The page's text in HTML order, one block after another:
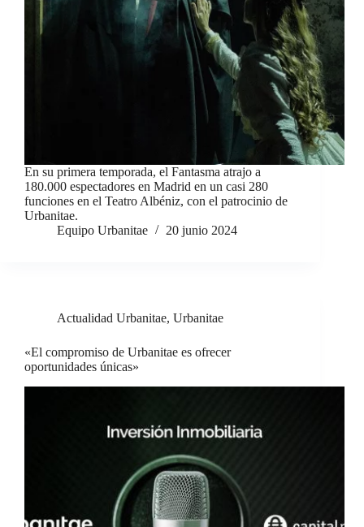
En su primera temporada, el Fantasma atrajo a
180.000 espectadores en Madrid en un casi 280
funciones en el Teatro Albéniz, con el patrocinio de
Urbanitae.
Equipo Urbanitae
20 junio 2024
Actualidad Urbanitae, Urbanitae
«El compromiso de Urbanitae es ofrecer
oportunidades únicas»